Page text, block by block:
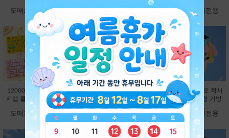
00X60EA) [C1-13
2204]
도매회원전용
593354]
도매회원전용
12000 26구 대왕
키캡 클리커 키링-
랜덤 [C2-913191]
도매회원전용
12000 대왕 딸깍
이 키캡 키링 26
구-랜덤 [C2-8251
63]
도매회원전용
9800 산리오 학사
모 봉제인형 가방
티 [B2-083173]
도매회원전용
9800 산리오 학사
모 봉제인형 가방
고리 13cm-마이멜
로디 [B2-083180]
도매회원전용